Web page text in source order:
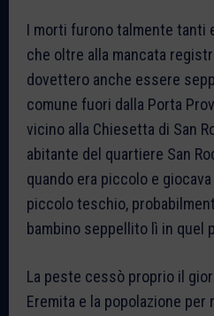
I morti furono talmente tanti
che oltre alla mancata
dovettero anche essere
comune fuori dalla Porta
vicino alla Chiesetta di San
abitante del quartiere San
quando era piccolo e
piccolo teschio,
bambino seppellito lì in quel
La peste cessò proprio il
Eremita e la popolazione per